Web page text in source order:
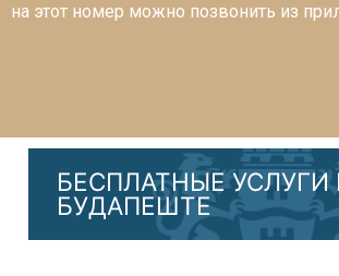
на этот номер можно позвонить из
БЕСПЛАТНЫЕ УСЛУГИ
БУДАПЕШТЕ